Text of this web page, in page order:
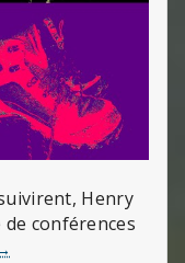
Henry
conférences
Marcher